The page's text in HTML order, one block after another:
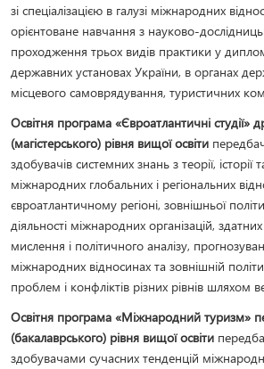
зі спеціалізацією в галузі міжнародних
орієнтоване навчання з науково-
проходження трьох видів практики у
державних установах України, в органах
місцевого самоврядування, туристичних
Освітня програма «Євроатлантичні студії»
(магістерського) рівня вищої освіти
здобувачів системних знань з теорії, історії
міжнародних глобальних і регіональних
євроатлантичному регіоні, зовнішньої
діяльності міжнародних організацій,
мислення і політичного аналізу,
міжнародних відносинах та зовнішній
проблем і конфліктів різних рівнів шляхом
Освітня програма «Міжнародний туризм»
(бакалаврського) рівня вищої освіти
здобувачами сучасних тенденцій